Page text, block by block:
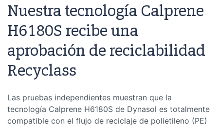
Nuestra tecnología Calprene
H6180S recibe una
aprobación de reciclabilidad
Recyclass
Las pruebas independientes muestran que la
tecnología Calprene H6180S de Dynasol es totalmente
compatible con el flujo de reciclaje de polietileno (PE)